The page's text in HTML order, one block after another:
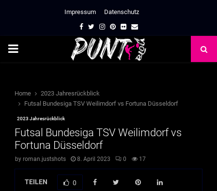
Impressum Datenschutz
Facebook
TwitterInstagram
Pinterest
FlickrEmail
PRIMARY
Home
2023 Jahresrückblick
Futsal Bundesiga TSV Weilimdorf vs Fortuna Düsseldorf
2023 Jahresrückblick
Futsal Bundesiga TSV Weilimdorf vs
Fortuna Düsseldorf
by roman.justshots 8. April 2023 0 17
TEILEN 0